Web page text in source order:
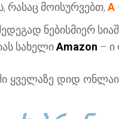
რასაც მოისურვებთ, A
ნებისმიერ
სახელიAmazon – ი
ყველაზე დიდ